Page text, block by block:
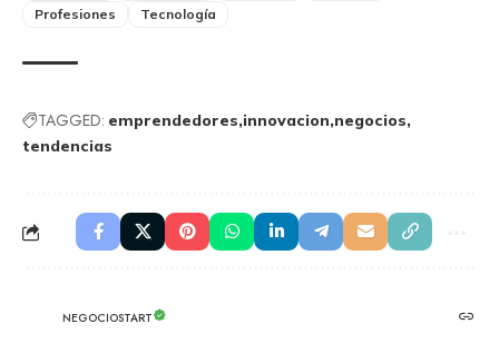
Profesiones
Tecnología
TAGGED: emprendedores innovacion negocios
tendencias
NEGOCIOSTART